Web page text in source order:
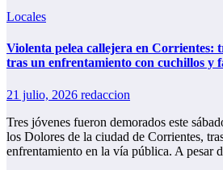
Locales
Violenta pelea callejera en Corrientes:
tras un enfrentamiento con cuchillos y
21 julio, 2026 redaccion
Tres jóvenes fueron demorados este
los Dolores de la ciudad de Corrientes,
enfrentamiento en la vía pública. A pesar